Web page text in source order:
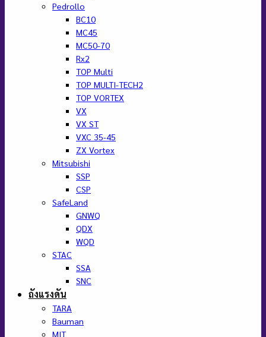
Pedrollo
BC10
MC45
MC50-70
Rx2
TOP Multi
TOP MULTI-TECH2
TOP VORTEX
VX
VX ST
VXC 35-45
ZX Vortex
Mitsubishi
SSP
CSP
SafeLand
GNWQ
QDX
WQD
STAC
SSA
SNC
ถังแรงดัน
TARA
Bauman
MIT